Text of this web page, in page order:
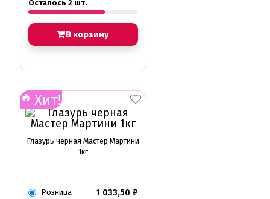
Осталось 2 шт.
В корзину
Хит!
Глазурь черная Мастер Мартини
1кг
Розница 1 033,50 ₽